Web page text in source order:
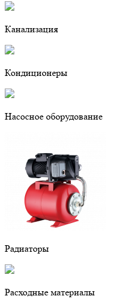
Канализация
Кондиционеры
Насосное оборудование
Радиаторы
Расходные материалы